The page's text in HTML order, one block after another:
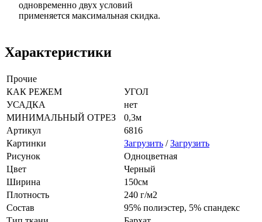
одновременно двух условий
применяется максимальная скидка.
Характеристики
Прочие
КАК РЕЖЕМ
УГОЛ
УСАДКА
нет
МИНИМАЛЬНЫЙ ОТРЕЗ
0,3м
Артикул
6816
Картинки
Загрузить /Загрузить
Рисунок
Одноцветная
Цвет
Черный
Ширина
150см
Плотность
240 г/м2
Состав
95% полиэстер, 5% спандекс